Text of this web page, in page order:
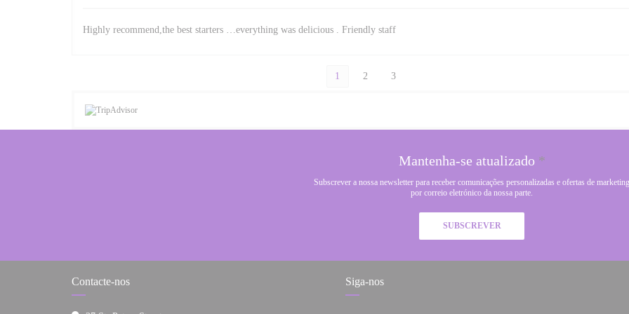
Highly recommend,the best starters …everything was delicious . Friendly staff
1 2 3
Mantenha-se atualizado *
Subscrever a nossa newsletter para receber comunicações personalizadas e ofertas de marketing
por correio eletrónico da nossa parte.
SUBSCREVER
Contacte-nos Siga-nos